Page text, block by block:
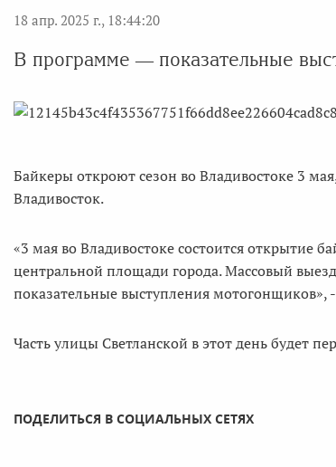
18 апр. 2025 г., 18:44:20
В программе — показательные
Байкеры откроют сезон во Владивостоке 3
Владивосток.
«3 мая во Владивостоке состоится открытие
центральной площади города. Массовый
показательные выступления мотогонщиков»,
Часть улицы Светланской в этот день будет
ПОДЕЛИТЬСЯ В СОЦИАЛЬНЫХ СЕТЯХ